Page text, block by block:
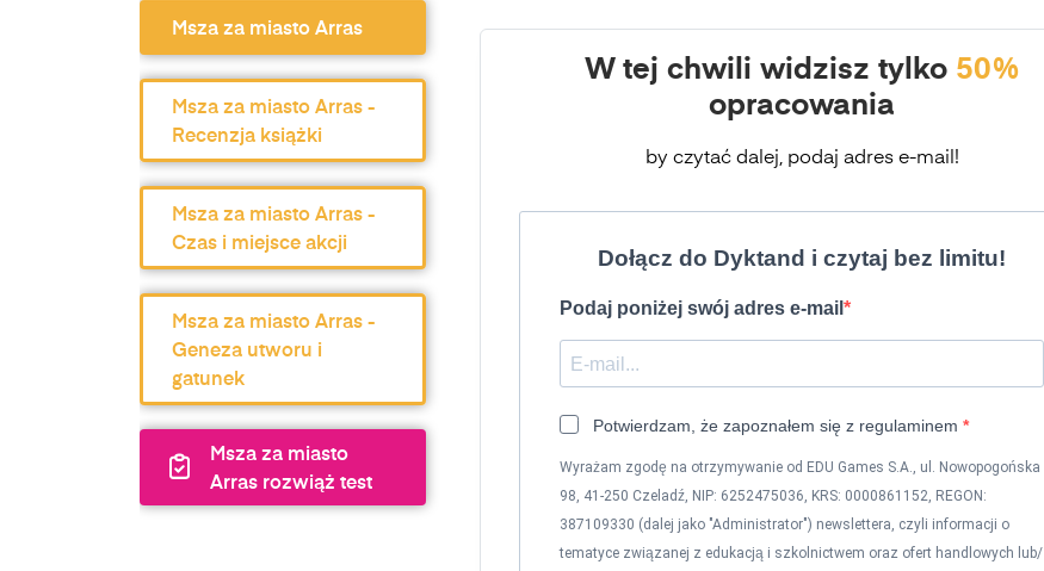
Msza za miasto Arras
Msza za miasto Arras -
Recenzja książki
Msza za miasto Arras -
Czas i miejsce akcji
Msza za miasto Arras -
Geneza utworu i
gatunek
Msza za miasto
Arras rozwiąż test
W tej chwili widzisz tylko 50%
opracowania
by czytać dalej, podaj adres e-mail!
Dołącz do Dyktand i czytaj bez limitu!
Podaj poniżej swój adres e-mail
Potwierdzam, że zapoznałem się z regulaminem
Wyrażam zgodę na otrzymywanie od EDU Games S.A., ul. Nowopogońska
98, 41-250 Czeladź, NIP: 6252475036, KRS: 0000861152, REGON:
387109330 (dalej jako "Administrator") newslettera, czyli informacji o
tematyce związanej z edukacją i szkolnictwem oraz ofert handlowych lub/